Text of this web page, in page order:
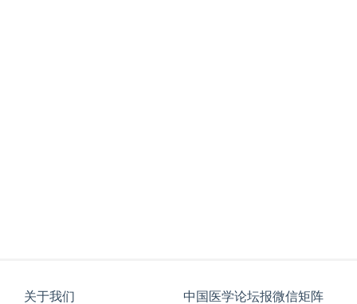
关于我们 中国医学论坛报微信矩阵